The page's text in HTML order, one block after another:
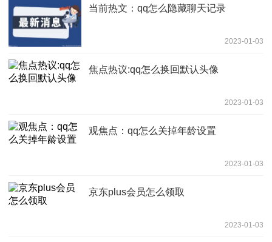
当前热文：qq怎么隐藏聊天记录
2023-01-03
焦点热议:qq怎么换回默认头像
2023-01-03
观焦点：qq怎么关掉年龄设置
2023-01-03
京东plus会员怎么领取
2023-01-03